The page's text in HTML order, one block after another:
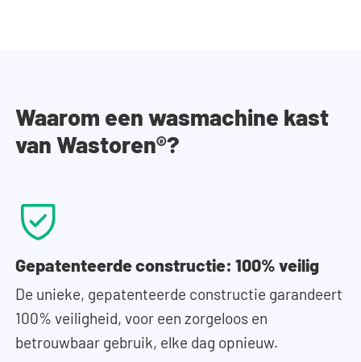
Waarom een wasmachine kast
van Wastoren®?
Gepatenteerde constructie: 100% veilig
De unieke, gepatenteerde constructie garandeert
100% veiligheid, voor een zorgeloos en
betrouwbaar gebruik, elke dag opnieuw.